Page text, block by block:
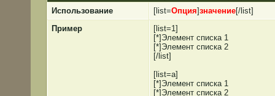
Использование [list=Опция]значение[/list]
Пример
[list=1]
[*]Элемент списка 1
[*]Элемент списка 2
[/list]
[list=a]
[*]Элемент списка 1
[*]Элемент списка 2